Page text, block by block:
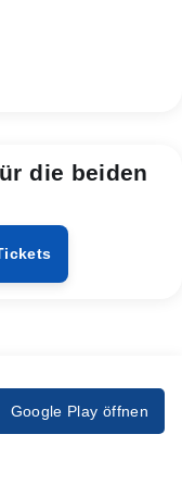
die beiden
Google Play öffnen